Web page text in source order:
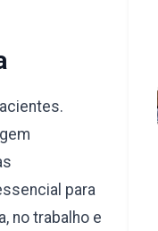
para
no trabalho e